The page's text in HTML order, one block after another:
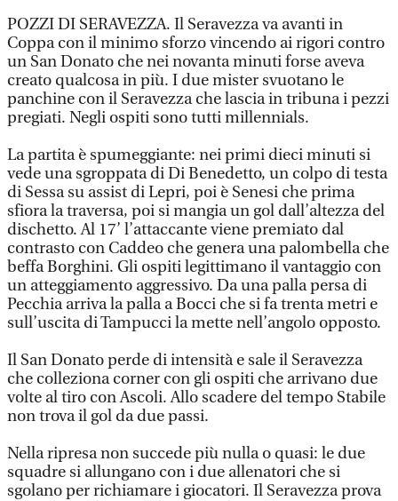
POZZI DI SERAVEZZA. Il Seravezza va avanti in
Coppa con il minimo sforzo vincendo ai rigori contro
un San Donato che nei novanta minuti forse aveva
creato qualcosa in più. I due mister svuotano le
panchine con il Seravezza che lascia in tribuna i pezzi
pregiati. Negli ospiti sono tutti millennials.
La partita è spumeggiante: nei primi dieci minuti si
vede una sgroppata di Di Benedetto, un colpo di testa
di Sessa su assist di Lepri, poi è Senesi che prima
sfiora la traversa, poi si mangia un gol dall’altezza del
dischetto. Al 17’ l’attaccante viene premiato dal
contrasto con Caddeo che genera una palombella che
beffa Borghini. Gli ospiti legittimano il vantaggio con
un atteggiamento aggressivo. Da una palla persa di
Pecchia arriva la palla a Bocci che si fa trenta metri e
sull’uscita di Tampucci la mette nell’angolo opposto.
Il San Donato perde di intensità e sale il Seravezza
che colleziona corner con gli ospiti che arrivano due
volte al tiro con Ascoli. Allo scadere del tempo Stabile
non trova il gol da due passi.
Nella ripresa non succede più nulla o quasi: le due
squadre si allungano con i due allenatori che si
sgolano per richiamare i giocatori. Il Seravezza prova